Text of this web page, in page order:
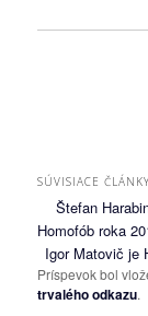
SÚVISIACE
Štefan
Homofób roka
Igor Matovič je
Príspevok bol
trvalého odkazu.